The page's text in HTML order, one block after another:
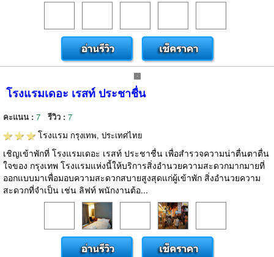
โรงแรมเดอะ เรสท์ ประชาชื่น
คะแนน : 7 รีวิว : 7
โรงแรม กรุงเทพ, ประเทศไทย
เชิญเข้าพักที่ โรงแรมเดอะ เรสท์ ประชาชื่น เพื่อสำรวจความน่าตื่นตาตื่น
ใจของ กรุงเทพ โรงแรมแห่งนี้ให้บริการสิ่งอำนวยความสะดวกมากมายที่
ออกแบบมาเพื่อมอบความสะดวกสบายสูงสุดแก่ผู้เข้าพัก สิ่งอำนวยความ
สะดวกที่จำเป็น เช่น ลิฟท์ พนักงานต้อ...